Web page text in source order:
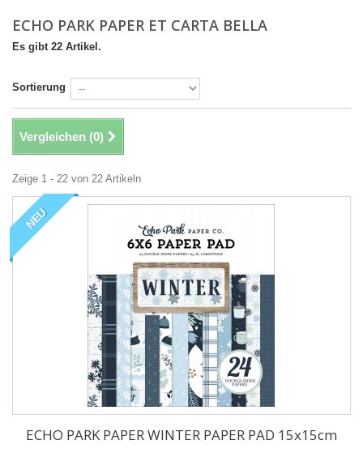
ECHO PARK PAPER ET CARTA BELLA
Es gibt 22 Artikel.
Sortierung
Vergleichen (0)
Zeige 1 - 22 von 22 Artikeln
NEU
ECHO PARK PAPER WINTER PAPER PAD 15x15cm